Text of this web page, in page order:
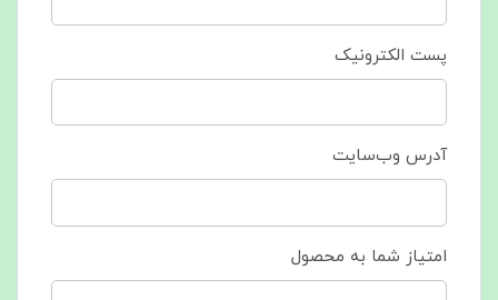
پست الکترونیک
آدرس وب‌سایت
امتیاز شما به محصول